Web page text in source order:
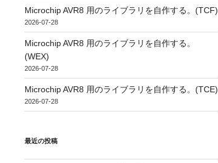
Microchip AVR8 用のライブラリを自作する。(TCF)
2026-07-28
Microchip AVR8 用のライブラリを自作する。
(WEX)
2026-07-28
Microchip AVR8 用のライブラリを自作する。(TCE)
2026-07-28
最近の投稿